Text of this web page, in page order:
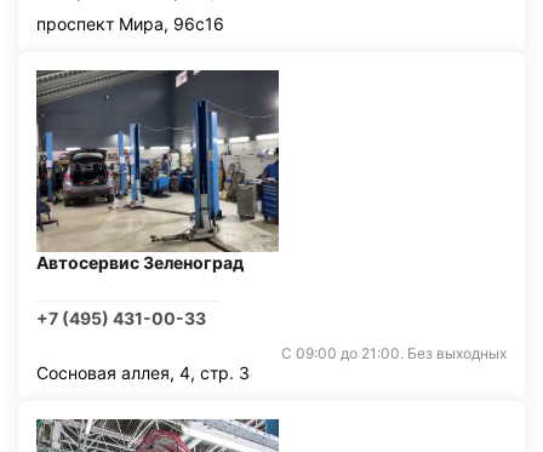
проспект Мира, 96с16
Автосервис Зеленоград
+7 (495) 431-00-33
С 09:00 до 21:00. Без выходных
Сосновая аллея, 4, стр. 3